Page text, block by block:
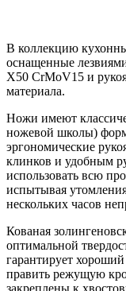
В коллекцию
оснащенные
X50 CrMoV15 и
материала.
Ножи имеют
ножевой школы)
эргономические
клинков и удобным
использовать всю
испытывая
нескольких часов
Кованая
оптимальной
гарантирует
править режущую
закреплены к